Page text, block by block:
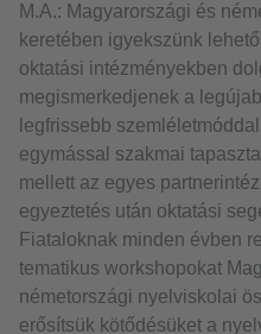
M.A.: Magyarországi és
keretében igyekszünk
oktatási intézményekben
megismerkedjenek a
legfrissebb
egymással szakmai
mellett az egyes
egyeztetés után oktatási
Fiataloknak minden évben
tematikus workshopokat
németországi nyelviskolai
erősítsük kötődésüket a